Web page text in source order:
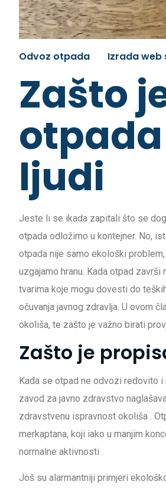
Odvoz otpada Izrada
Zašto
ljudi
Jeste li se ikada zapitali što se
otpada odložimo u kontejner. No,
otpada nije samo ekološki
uzgajamo hranu. Kada otpad
tvarima koje mogu dovesti do
očuvanja javnog zdravlja. U ovom
okoliša, te zašto je važno birati
Zašto je
Kada se otpad ne odvozi redovito
zavod za javno zdravstvo
zdravstvenu ispravnost okoliša .
merkaptana, koji iako u manjim
normalne aktivnosti .
Još su alarmantniji primjeri